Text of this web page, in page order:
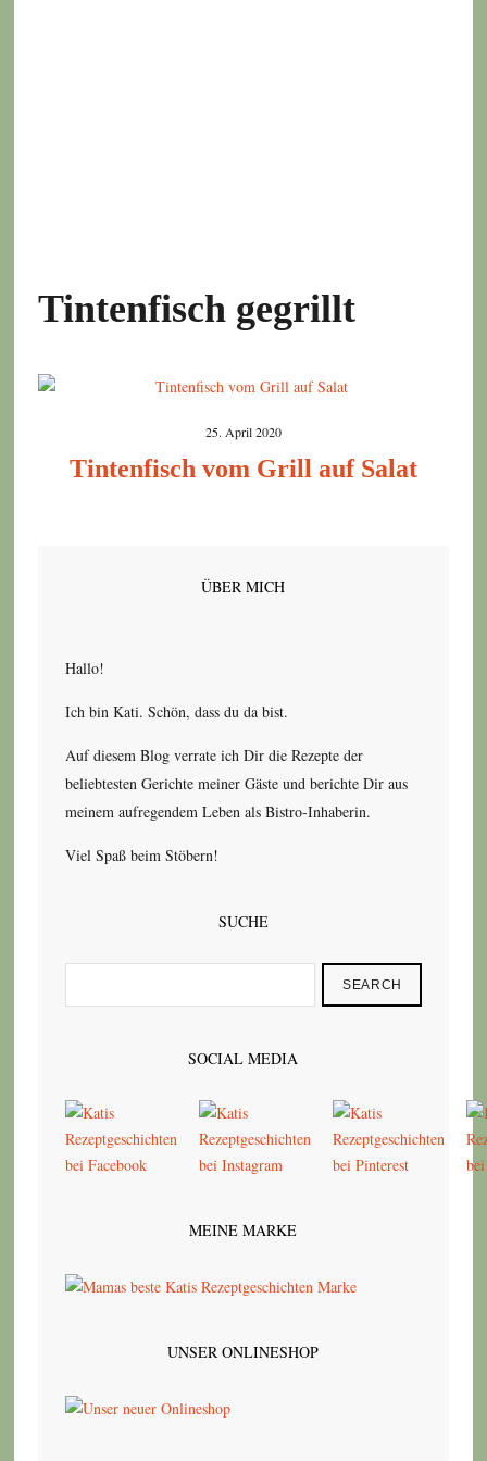
Tintenfisch gegrillt
25. April 2020
Tintenfisch vom Grill auf Salat
ÜBER MICH
Hallo!
Ich bin Kati. Schön, dass du da bist.
Auf diesem Blog verrate ich Dir die Rezepte der
beliebtesten Gerichte meiner Gäste und berichte Dir aus
meinem aufregendem Leben als Bistro-Inhaberin.
Viel Spaß beim Stöbern!
SUCHE
SEARCH
SOCIAL MEDIA
MEINE MARKE
UNSER ONLINESHOP